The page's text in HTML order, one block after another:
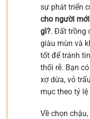
sự phát triển
cho người
gì?. Đất trồng
giàu mùn và
tốt để tránh
thối rễ. Bạn
xơ dừa, vỏ
mục theo tỷ
Về chọn